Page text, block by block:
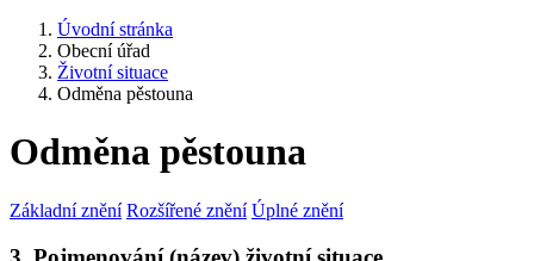
Úvodní stránka
Obecní úřad
Životní situace
Odměna pěstouna
Odměna pěstouna
Základní znění Rozšířené znění Úplné znění